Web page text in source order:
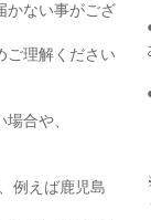
かない事がござ
ご理解ください
合や、
例えば鹿児島